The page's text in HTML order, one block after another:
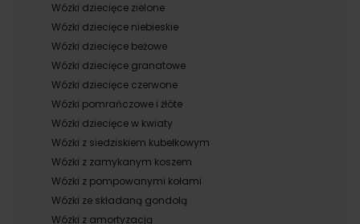
Wózki dziecięce zielone
Wózki dziecięce niebieskie
Wózki dziecięce beżowe
Wózki dziecięce granatowe
Wózki dziecięce czerwone
Wózki pomrańczowe i żłóte
Wózki dziecięce w kwiaty
Wózki z siedziskiem kubełkowym
Wózki z zamykanym koszem
Wózki z pompowanymi kołami
Wózki ze składaną gondolą
Wózki z amortyzacją